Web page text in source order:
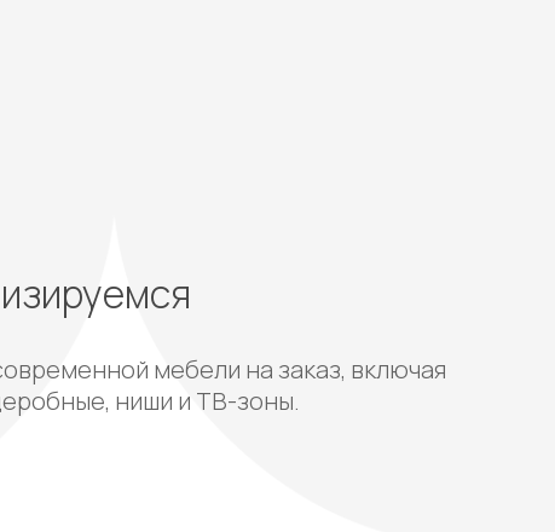
мебели на заказ, включая
ниши и ТВ-зоны.